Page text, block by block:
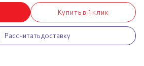
180х195 см 180х200 см
Купить в 1 клик
Рассчитать доставку